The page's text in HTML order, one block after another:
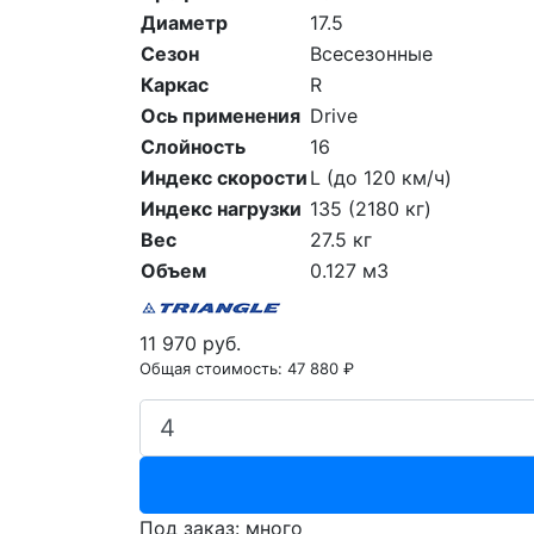
Диаметр
17.5
Сезон
Всесезонные
Каркас
R
Ось применения Drive
Слойность
16
Индекс скорости L (до 120 км/ч)
Индекс нагрузки 135 (2180 кг)
Вес
27.5 кг
Объем
0.127 м3
11 970 руб.
Общая стоимость: 47 880 ₽
Под заказ: много